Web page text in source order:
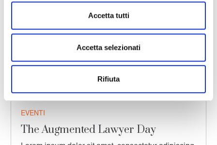
Accetta tutti
Accetta selezionati
Rifiuta
EVENTI
The Augmented Lawyer Day